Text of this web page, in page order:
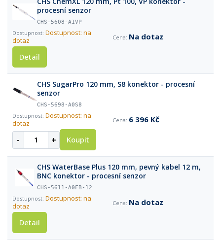
procesní senzor
CHS-5608-A1VP
Dostupnost: na
dotaz
Na dotaz
Detail
CHS SugarPro 120 mm, S8 konektor - procesní
senzor
CHS-5698-A0S8
Dostupnost: na
dotaz
6 396 Kč
- + Koupit
CHS WaterBase Plus 120 mm, pevný kabel 12 m,
BNC konektor - procesní senzor
CHS-5611-A0FB-12
Dostupnost: na
dotaz
Na dotaz
Detail